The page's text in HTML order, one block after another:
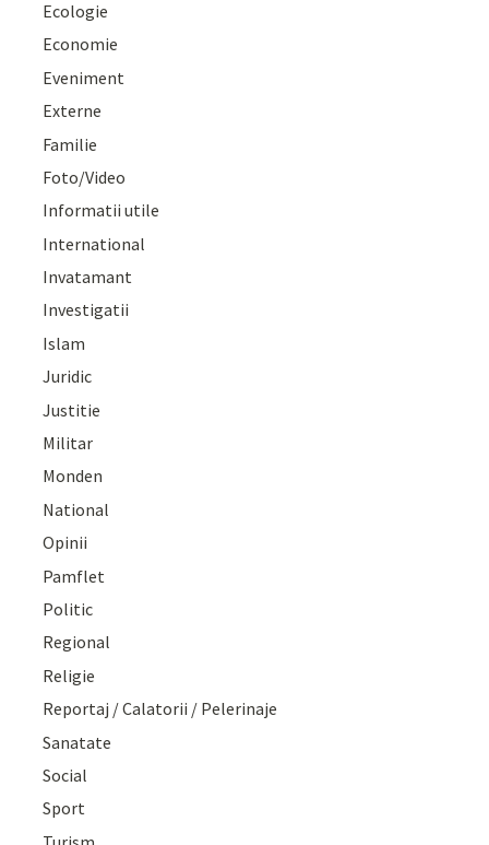
Ecologie
Economie
Eveniment
Externe
Familie
Foto/Video
Informatii utile
International
Invatamant
Investigatii
Islam
Juridic
Justitie
Militar
Monden
National
Opinii
Pamflet
Politic
Regional
Religie
Reportaj / Calatorii / Pelerinaje
Sanatate
Social
Sport